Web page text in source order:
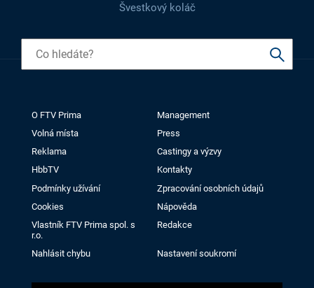
Švestkový koláč
O FTV Prima
Management
Volná místa
Press
Reklama
Castingy a výzvy
HbbTV
Kontakty
Podmínky užívání
Zpracování osobních údajů
Cookies
Nápověda
Vlastník FTV Prima spol. s
r.o.
Redakce
Nahlásit chybu Nastavení soukromí